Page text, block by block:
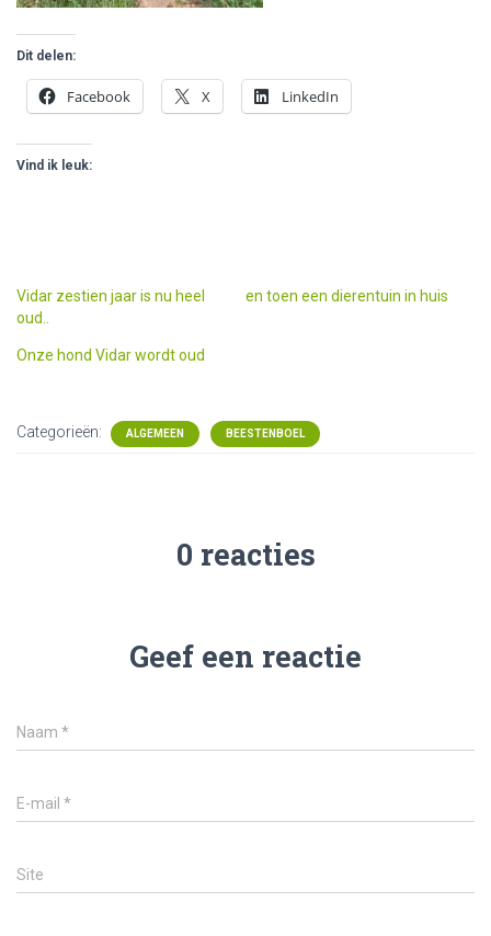
Dit delen:
Facebook X LinkedIn
Vind ik leuk:
Vidar zestien jaar is nu heel
oud..
en toen een dierentuin in huis
Onze hond Vidar wordt oud
Categorieën: ALGEMEEN BEESTENBOEL
0 reacties
Geef een reactie
Naam *
E-mail *
Site